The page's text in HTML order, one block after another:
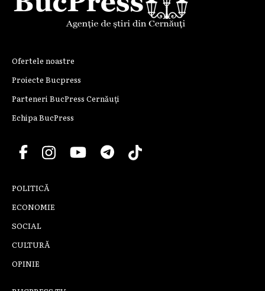
Ofertele noastre
Proiecte Bucpress
Parteneri BucPress Cernăuți
Echipa BucPress
POLITICĂ
ECONOMIE
SOCIAL
CULTURĂ
OPINIE